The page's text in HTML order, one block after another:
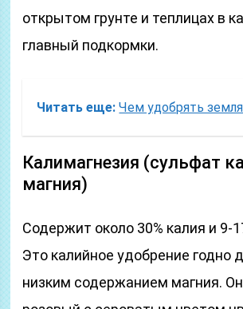
открытом грунте и теплицах в
главный подкормки.
Читать еще: Чем удобрять
Калимагнезия (сульфат
магния)
Содержит около 30% калия и 9-
Это калийное удобрение годно
низким содержанием магния.